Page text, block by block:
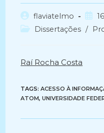
Autor
do
flaviatelmo
Post
Categoria
Dissertações /
Raí Rocha Costa
TAGS:ACESSO À
ATOM, UNIVERSIDADE